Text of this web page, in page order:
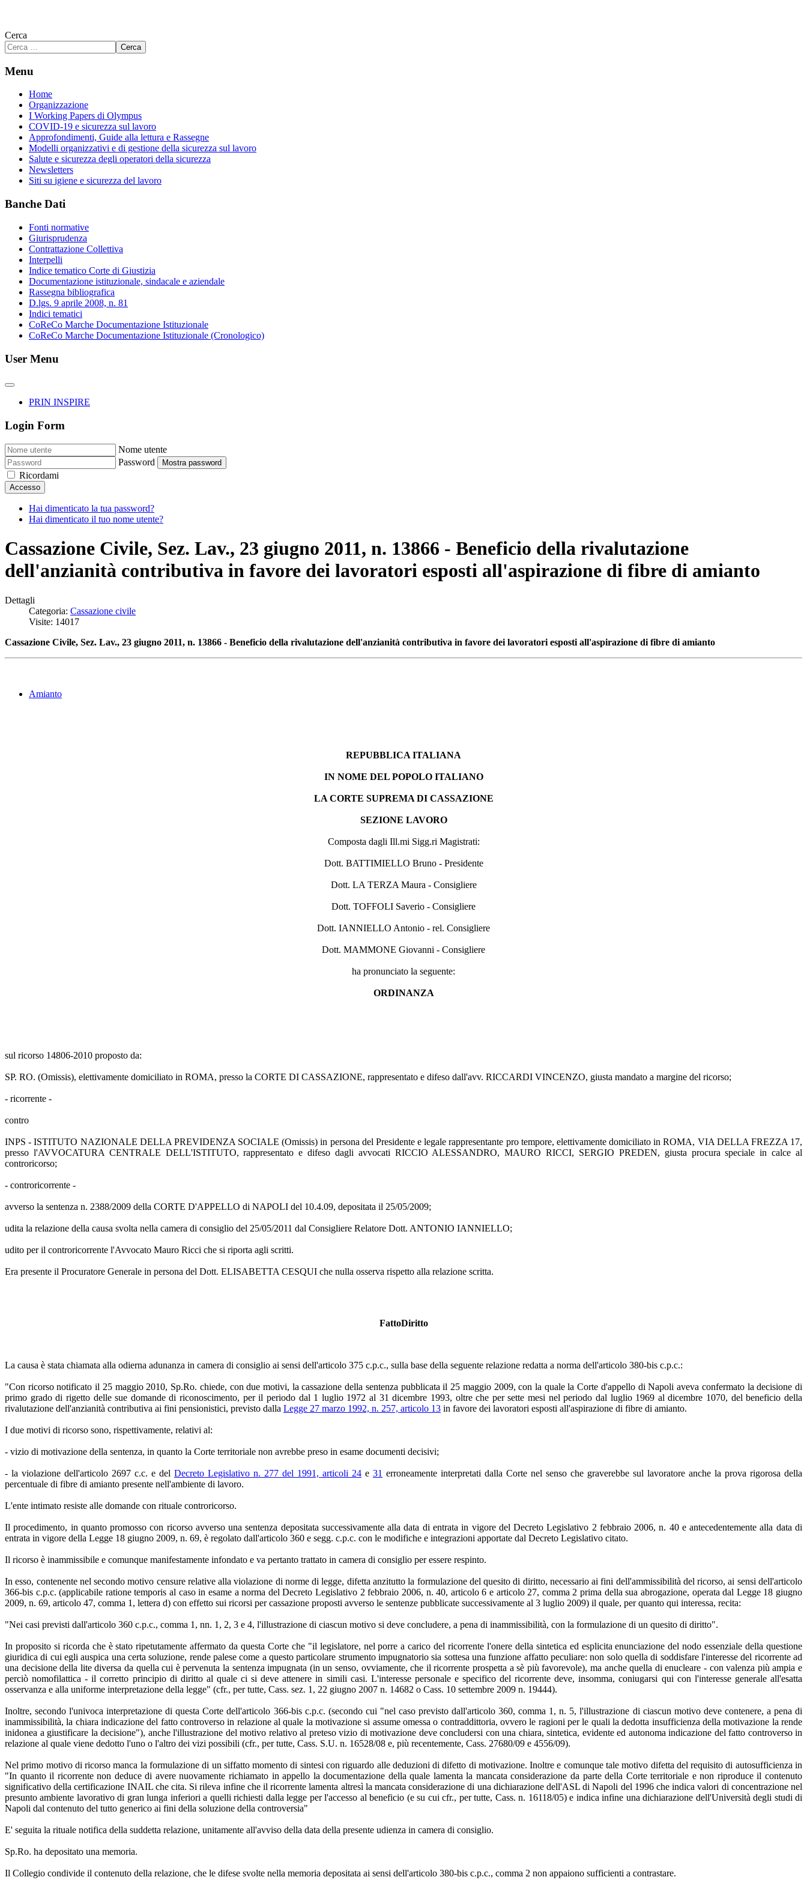
Cerca
Cerca
Menu
Home
Organizzazione
I Working Papers di Olympus
COVID-19 e sicurezza sul lavoro
Approfondimenti, Guide alla lettura e Rassegne
Modelli organizzativi e di gestione della sicurezza sul lavoro
Salute e sicurezza degli operatori della sicurezza
Newsletters
Siti su igiene e sicurezza del lavoro
Banche Dati
Fonti normative
Giurisprudenza
Contrattazione Collettiva
Interpelli
Indice tematico Corte di Giustizia
Documentazione istituzionale, sindacale e aziendale
Rassegna bibliografica
D.lgs. 9 aprile 2008, n. 81
Indici tematici
CoReCo Marche Documentazione Istituzionale
CoReCo Marche Documentazione Istituzionale (Cronologico)
User Menu
PRIN INSPIRE
Login Form
Nome utente
Password
Mostra password
Ricordami
Accesso
Hai dimenticato la tua password?
Hai dimenticato il tuo nome utente?
Cassazione Civile, Sez. Lav., 23 giugno 2011, n. 13866 - Beneficio della rivalutazione
dell'anzianità contributiva in favore dei lavoratori esposti all'aspirazione di fibre di amianto
Dettagli
Categoria: Cassazione civile
Visite: 14017
Cassazione Civile, Sez. Lav., 23 giugno 2011, n. 13866 - Beneficio della rivalutazione dell'anzianità contributiva in favore dei lavoratori esposti all'aspirazione di fibre di amianto
Amianto
REPUBBLICA ITALIANA
IN NOME DEL POPOLO ITALIANO
LA CORTE SUPREMA DI CASSAZIONE
SEZIONE LAVORO
Composta dagli Ill.mi Sigg.ri Magistrati:
Dott. BATTIMIELLO Bruno - Presidente
Dott. LA TERZA Maura - Consigliere
Dott. TOFFOLI Saverio - Consigliere
Dott. IANNIELLO Antonio - rel. Consigliere
Dott. MAMMONE Giovanni - Consigliere
ha pronunciato la seguente:
ORDINANZA
sul ricorso 14806-2010 proposto da:
SP. RO. (Omissis), elettivamente domiciliato in ROMA, presso la CORTE DI CASSAZIONE, rappresentato e difeso dall'avv. RICCARDI VINCENZO, giusta mandato a margine del ricorso;
- ricorrente -
contro
INPS - ISTITUTO NAZIONALE DELLA PREVIDENZA SOCIALE (Omissis) in persona del Presidente e legale rappresentante pro tempore, elettivamente domiciliato in ROMA, VIA DELLA FREZZA 17,
presso l'AVVOCATURA CENTRALE DELL'ISTITUTO, rappresentato e difeso dagli avvocati RICCIO ALESSANDRO, MAURO RICCI, SERGIO PREDEN, giusta procura speciale in calce al
controricorso;
- controricorrente -
avverso la sentenza n. 2388/2009 della CORTE D'APPELLO di NAPOLI del 10.4.09, depositata il 25/05/2009;
udita la relazione della causa svolta nella camera di consiglio del 25/05/2011 dal Consigliere Relatore Dott. ANTONIO IANNIELLO;
udito per il controricorrente l'Avvocato Mauro Ricci che si riporta agli scritti.
Era presente il Procuratore Generale in persona del Dott. ELISABETTA CESQUI che nulla osserva rispetto alla relazione scritta.
FattoDiritto
La causa è stata chiamata alla odierna adunanza in camera di consiglio ai sensi dell'articolo 375 c.p.c., sulla base della seguente relazione redatta a norma dell'articolo 380-bis c.p.c.:
"Con ricorso notificato il 25 maggio 2010, Sp.Ro. chiede, con due motivi, la cassazione della sentenza pubblicata il 25 maggio 2009, con la quale la Corte d'appello di Napoli aveva confermato la decisione di
primo grado di rigetto delle sue domande di riconoscimento, per il periodo dal 1 luglio 1972 al 31 dicembre 1993, oltre che per sette mesi nel periodo dal luglio 1969 al dicembre 1070, del beneficio della
rivalutazione dell'anzianità contributiva ai fini pensionistici, previsto dalla Legge 27 marzo 1992, n. 257, articolo 13 in favore dei lavoratori esposti all'aspirazione di fibre di amianto.
I due motivi di ricorso sono, rispettivamente, relativi al:
- vizio di motivazione della sentenza, in quanto la Corte territoriale non avrebbe preso in esame documenti decisivi;
- la violazione dell'articolo 2697 c.c. e del Decreto Legislativo n. 277 del 1991, articoli 24 e 31 erroneamente interpretati dalla Corte nel senso che graverebbe sul lavoratore anche la prova rigorosa della
percentuale di fibre di amianto presente nell'ambiente di lavoro.
L'ente intimato resiste alle domande con rituale controricorso.
Il procedimento, in quanto promosso con ricorso avverso una sentenza depositata successivamente alla data di entrata in vigore del Decreto Legislativo 2 febbraio 2006, n. 40 e antecedentemente alla data di
entrata in vigore della Legge 18 giugno 2009, n. 69, è regolato dall'articolo 360 e segg. c.p.c. con le modifiche e integrazioni apportate dal Decreto Legislativo citato.
Il ricorso è inammissibile e comunque manifestamente infondato e va pertanto trattato in camera di consiglio per essere respinto.
In esso, contenente nel secondo motivo censure relative alla violazione di norme di legge, difetta anzitutto la formulazione del quesito di diritto, necessario ai fini dell'ammissibilità del ricorso, ai sensi dell'articolo
366-bis c.p.c. (applicabile ratione temporis al caso in esame a norma del Decreto Legislativo 2 febbraio 2006, n. 40, articolo 6 e articolo 27, comma 2 prima della sua abrogazione, operata dal Legge 18 giugno
2009, n. 69, articolo 47, comma 1, lettera d) con effetto sui ricorsi per cassazione proposti avverso le sentenze pubblicate successivamente al 3 luglio 2009) il quale, per quanto qui interessa, recita:
"Nei casi previsti dall'articolo 360 c.p.c., comma 1, nn. 1, 2, 3 e 4, l'illustrazione di ciascun motivo si deve concludere, a pena di inammissibilità, con la formulazione di un quesito di diritto".
In proposito si ricorda che è stato ripetutamente affermato da questa Corte che "il legislatore, nel porre a carico del ricorrente l'onere della sintetica ed esplicita enunciazione del nodo essenziale della questione
giuridica di cui egli auspica una certa soluzione, rende palese come a questo particolare strumento impugnatorio sia sottesa una funzione affatto peculiare: non solo quella di soddisfare l'interesse del ricorrente ad
una decisione della lite diversa da quella cui è pervenuta la sentenza impugnata (in un senso, ovviamente, che il ricorrente prospetta a sè più favorevole), ma anche quella di enucleare - con valenza più ampia e
perciò nomofilattica - il corretto principio di diritto al quale ci si deve attenere in simili casi. L'interesse personale e specifico del ricorrente deve, insomma, coniugarsi qui con l'interesse generale all'esatta
osservanza e alla uniforme interpretazione della legge" (cfr., per tutte, Cass. sez. 1, 22 giugno 2007 n. 14682 o Cass. 10 settembre 2009 n. 19444).
Inoltre, secondo l'univoca interpretazione di questa Corte dell'articolo 366-bis c.p.c. (secondo cui "nel caso previsto dall'articolo 360, comma 1, n. 5, l'illustrazione di ciascun motivo deve contenere, a pena di
inammissibilità, la chiara indicazione del fatto controverso in relazione al quale la motivazione si assume omessa o contraddittoria, ovvero le ragioni per le quali la dedotta insufficienza della motivazione la rende
inidonea a giustificare la decisione"), anche l'illustrazione del motivo relativo al preteso vizio di motivazione deve concludersi con una chiara, sintetica, evidente ed autonoma indicazione del fatto controverso in
relazione al quale viene dedotto l'uno o l'altro dei vizi possibili (cfr., per tutte, Cass. S.U. n. 16528/08 e, più recentemente, Cass. 27680/09 e 4556/09).
Nel primo motivo di ricorso manca la formulazione di un siffatto momento di sintesi con riguardo alle deduzioni di difetto di motivazione. Inoltre e comunque tale motivo difetta del requisito di autosufficienza in
"In quanto il ricorrente non deduce di avere nuovamente richiamato in appello la documentazione della quale lamenta la mancata considerazione da parte della Corte territoriale e non riproduce il contenuto
significativo della certificazione INAIL che cita. Si rileva infine che il ricorrente lamenta altresì la mancata considerazione di una dichiarazione dell'ASL di Napoli del 1996 che indica valori di concentrazione nel
presunto ambiente lavorativo di gran lunga inferiori a quelli richiesti dalla legge per l'accesso al beneficio (e su cui cfr., per tutte, Cass. n. 16118/05) e indica infine una dichiarazione dell'Università degli studi di
Napoli dal contenuto del tutto generico ai fini della soluzione della controversia"
E' seguita la rituale notifica della suddetta relazione, unitamente all'avviso della data della presente udienza in camera di consiglio.
Sp.Ro. ha depositato una memoria.
Il Collegio condivide il contenuto della relazione, che le difese svolte nella memoria depositata ai sensi dell'articolo 380-bis c.p.c., comma 2 non appaiono sufficienti a contrastare.